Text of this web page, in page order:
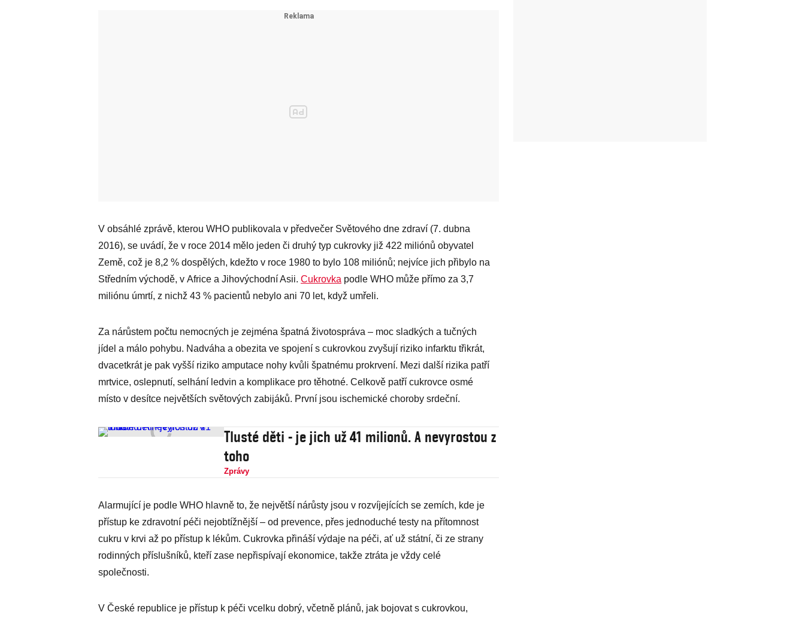
V obsáhlé zprávě, kterou WHO publikovala v předvečer Světového dne zdraví (7. dubna
2016), se uvádí, že v roce 2014 mělo jeden či druhý typ cukrovky již 422 miliónů obyvatel
Země, což je 8,2 % dospělých, kdežto v roce 1980 to bylo 108 miliónů; nejvíce jich přibylo na
Středním východě, v Africe a Jihovýchodní Asii. Cukrovka podle WHO může přímo za 3,7
miliónu úmrtí, z nichž 43 % pacientů nebylo ani 70 let, když umřeli.
Za nárůstem počtu nemocných je zejména špatná životospráva – moc sladkých a tučných
jídel a málo pohybu. Nadváha a obezita ve spojení s cukrovkou zvyšují riziko infarktu třikrát,
dvacetkrát je pak vyšší riziko amputace nohy kvůli špatnému prokrvení. Mezi další rizika patří
mrtvice, oslepnutí, selhání ledvin a komplikace pro těhotné. Celkově patří cukrovce osmé
místo v desítce největších světových zabijáků. První jsou ischemické choroby srdeční.
Tlusté děti - je jich už 41 milionů. A nevyrostou z
toho
Zprávy
Alarmující je podle WHO hlavně to, že největší nárůsty jsou v rozvíjejících se zemích, kde je
přístup ke zdravotní péči nejobtížnější – od prevence, přes jednoduché testy na přítomnost
cukru v krvi až po přístup k lékům. Cukrovka přináší výdaje na péči, ať už státní, či ze strany
rodinných příslušníků, kteří zase nepřispívají ekonomice, takže ztráta je vždy celé
společnosti.
V České republice je přístup k péči vcelku dobrý, včetně plánů, jak bojovat s cukrovkou,